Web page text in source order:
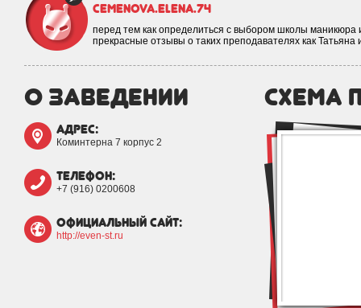
cemenova.elena.74
перед тем как определиться с выбором школы маникюра
прекрасные отзывы о таких преподавателях как
о заведении
адрес:
Коминтерна 7 корпус 2
телефон:
+7 (916) 0200608
официальный сайт:
http://even-st.ru
схема